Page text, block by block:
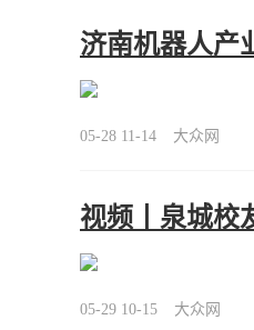
济南机器人产
05-28 11-14 大众网
视频丨泉城校
05-29 10-15 大众网